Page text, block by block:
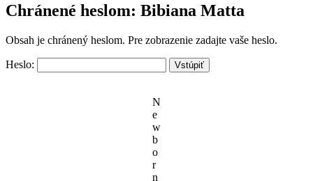
Chránené heslom: Bibiana Matta
Obsah je chránený heslom. Pre zobrazenie zadajte vaše heslo.
Heslo:
N
e
w
b
o
r
n